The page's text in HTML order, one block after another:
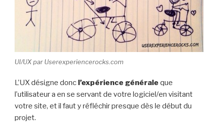
UI/UX par Userexperiencerocks.com
L’UX désigne donc l’expérience générale que
l’utilisateur a en se servant de votre logiciel/en visitant
votre site, et il faut y réfléchir presque dès le début du
projet.